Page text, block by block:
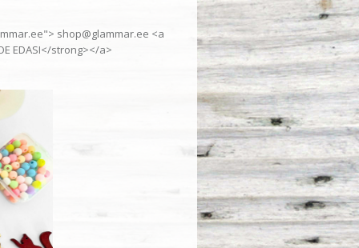
shop@glammar.ee <a
EDASI</strong></a>